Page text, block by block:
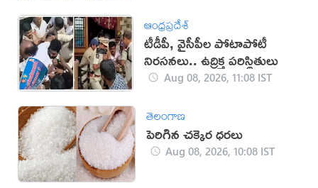
ఆంధ్రప్రదేశ్
టీడీపీ, వైసీపీల పోటాపోటీ
నిరసనలు.. ఉద్రిక్త పరిస్థితులు
Aug 08, 2026, 11:08 IST
తెలంగాణ
పెరిగిన చక్కెర ధరలు
Aug 08, 2026, 10:08 IST